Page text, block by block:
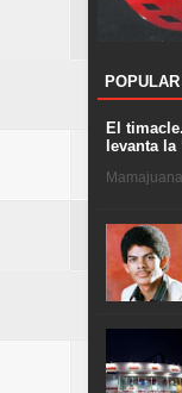
El
levanta